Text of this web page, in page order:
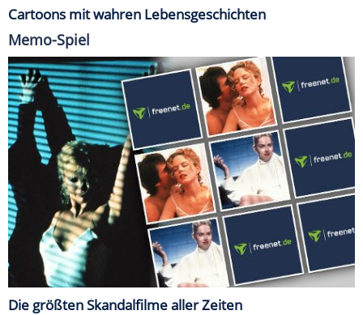
Cartoons mit wahren Lebensgeschichten
Memo-Spiel
Die größten Skandalfilme aller Zeiten